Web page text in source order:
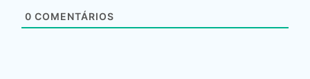
0 COMENTÁRIOS